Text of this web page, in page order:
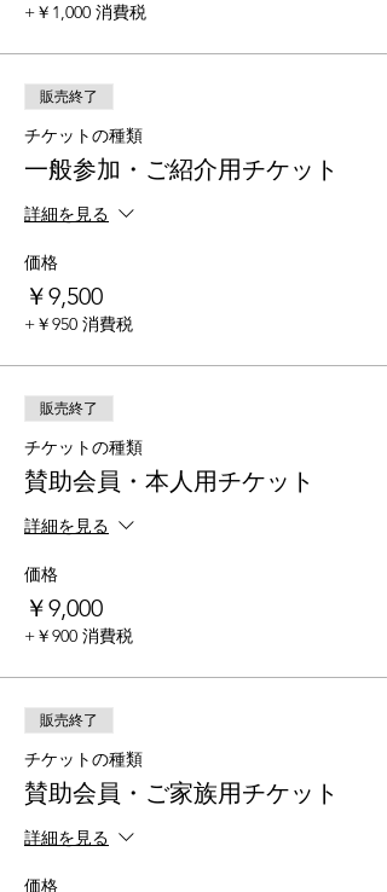
+￥1,000 消費税
販売終了
チケットの種類
一般参加・ご紹介用チケット
詳細を見る
価格
￥9,500
+￥950 消費税
販売終了
チケットの種類
賛助会員・本人用チケット
詳細を見る
価格
￥9,000
+￥900 消費税
販売終了
チケットの種類
賛助会員・ご家族用チケット
詳細を見る
価格